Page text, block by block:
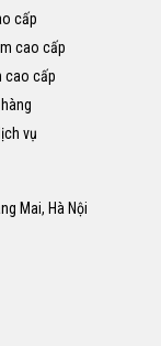
cấp
cao cấp
cao cấp
vụ
Mai, Hà Nội